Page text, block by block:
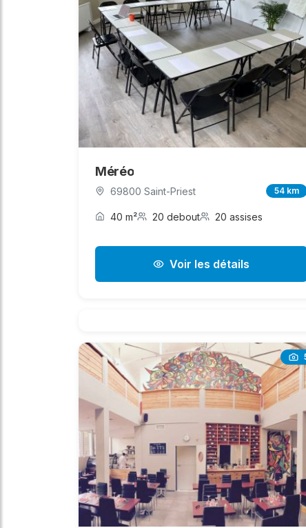
Méréo
69800 Saint-Priest 54 km
40 m² 20 debout 20 assises
Voir les détails